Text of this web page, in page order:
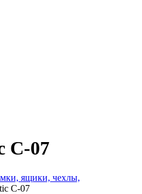
С-07
ящики, чехлы,
С-07